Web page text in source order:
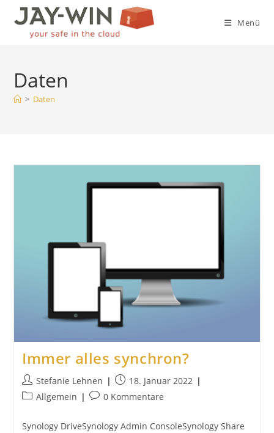
Inhalt
springen
Menü
Daten
> Daten
Immer alles synchron?
Beitrags-
Autor:
Stefanie Lehnen
Beitrag
veröffentlicht:
18. Januar 2022
Beitrags-
Allgemein
Beitrags-
0 Kommentare
Synology DriveSynology Admin ConsoleSynology Share